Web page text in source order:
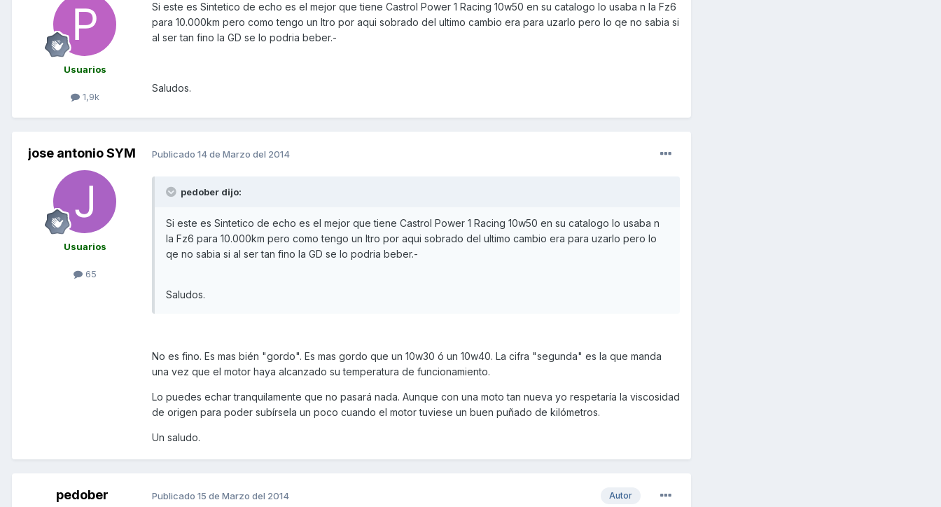
Usuarios
1,9k
Si este es Sintetico de echo es el mejor que tiene Castrol Power 1 Racing 10w50 en su catalogo lo usaba n la Fz6
para 10.000km pero como tengo un ltro por aqui sobrado del ultimo cambio era para uzarlo pero lo qe no sabia si
al ser tan fino la GD se lo podria beber.-
Saludos.
jose antonio SYM
Usuarios
65
Publicado 14 de Marzo del 2014
pedober dijo:
Si este es Sintetico de echo es el mejor que tiene Castrol Power 1 Racing 10w50 en su catalogo lo usaba n
la Fz6 para 10.000km pero como tengo un ltro por aqui sobrado del ultimo cambio era para uzarlo pero lo
qe no sabia si al ser tan fino la GD se lo podria beber.-
Saludos.
No es fino. Es mas bién "gordo". Es mas gordo que un 10w30 ó un 10w40. La cifra "segunda" es la que manda
una vez que el motor haya alcanzado su temperatura de funcionamiento.
Lo puedes echar tranquilamente que no pasará nada. Aunque con una moto tan nueva yo respetaría la viscosidad
de origen para poder subírsela un poco cuando el motor tuviese un buen puñado de kilómetros.
Un saludo.
pedober Autor
Publicado 15 de Marzo del 2014